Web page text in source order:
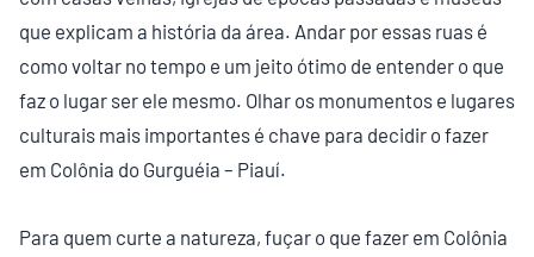
que explicam a história da área. Andar por essas ruas é
como voltar no tempo e um jeito ótimo de entender o que
faz o lugar ser ele mesmo. Olhar os monumentos e lugares
culturais mais importantes é chave para decidir o fazer
em Colônia do Gurguéia – Piauí.
Para quem curte a natureza, fuçar o que fazer em Colônia